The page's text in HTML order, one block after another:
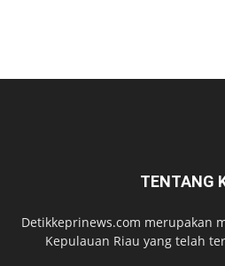
TENTANG
Detikkeprinews.com merupakan
Kepulauan Riau yang telah